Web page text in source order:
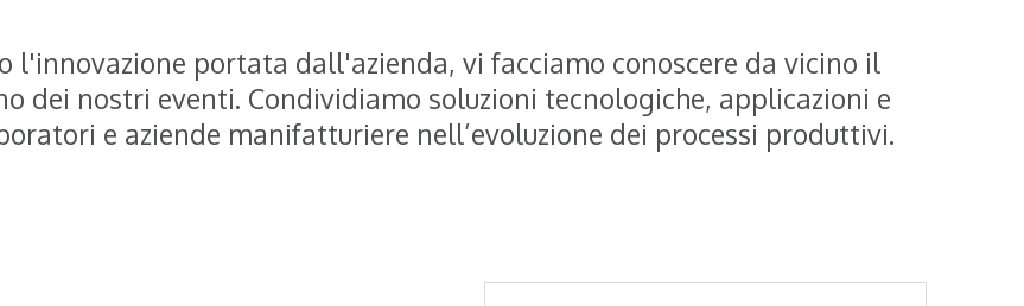
l'innovazione portata dall'azienda, vi facciamo conoscere da vicino il
dei nostri eventi. Condividiamo soluzioni tecnologiche, applicazioni e
e aziende manifatturiere nell’evoluzione dei processi produttivi.